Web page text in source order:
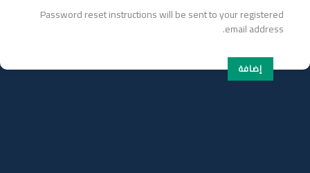
Password reset instructions will be sent to your registered
email address.